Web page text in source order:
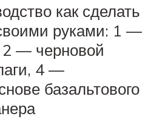
как сделать
руками: 1 —
2 — черновой
4 —
базальтового